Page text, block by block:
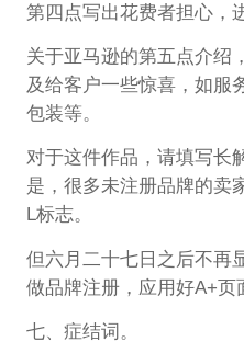
第四点写出花费者担心，
关于亚马逊的第五点介绍
及给客户一些惊喜，如服
包装等。
对于这件作品，请填写长
是，很多未注册品牌的卖
L标志。
但六月二十七日之后不再
做品牌注册，应用好A+页
七、症结词。